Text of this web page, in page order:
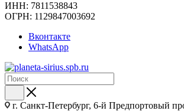
ИНН: 7811538843
ОГРН: 1129847003692
Вконтакте
WhatsApp
г. Санкт-Петербург, 6-й Предпортовый